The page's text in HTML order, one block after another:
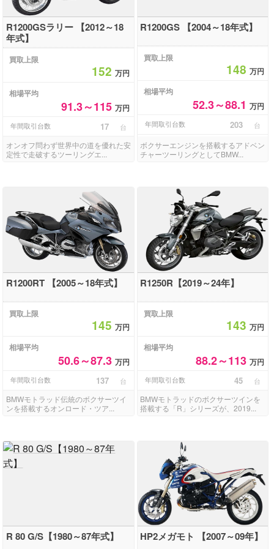
R1200GSラリー 【2012～18
年式】
買取上限
152万円
相場平均
91.3～115万円
年間取引台数 17 台
オンオフ問わず世界中の道を優れた安
定性で走破するツーリングエ...
R1200GS 【2004～18年式】
買取上限
148 万円
相場平均
52.3～88.1 万円
年間取引台数 203 台
ボクサーエンジンを搭載するアドベン
チャーツーリングとしてBMW...
R1200RT 【2005～18年式】
買取上限
145万円
相場平均
50.6～87.3万円
年間取引台数 137 台
BMWモトラッド伝統のボクサーツイ
ンを搭載するオンロード・ツア...
R1250R【2019～24年】
買取上限
143 万円
相場平均
88.2～113 万円
年間取引台数 45 台
BMWモトラッドのボクサーツインを
搭載する「R」シリーズが、2019...
R 80 G/S【1980～87年式】 HP2メガモト 【2007～09年】